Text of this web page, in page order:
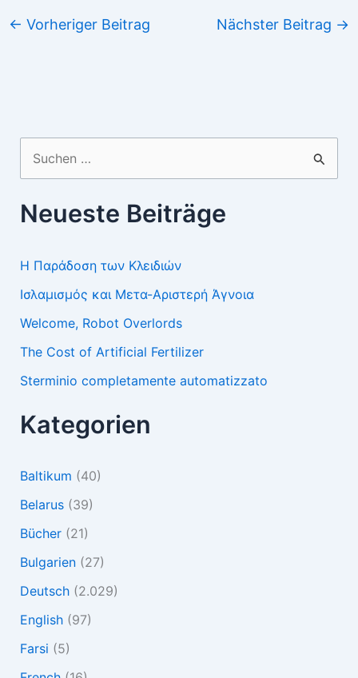
← Vorheriger Beitrag Nächster Beitrag →
nach:
Neueste Beiträge
Η Παράδοση των Κλειδιών
Ισλαμισμός και Μετα-Αριστερή Άγνοια
Welcome, Robot Overlords
The Cost of Artificial Fertilizer
Sterminio completamente automatizzato
Kategorien
Baltikum (40)
Belarus(39)
Bücher(21)
Bulgarien(27)
Deutsch(2.029)
English(97)
Farsi (5)